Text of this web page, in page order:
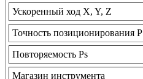
Ускоренный ход X, Y, Z
Точность позиционирования Р
Повторяемость Рs
Магазин инструмента